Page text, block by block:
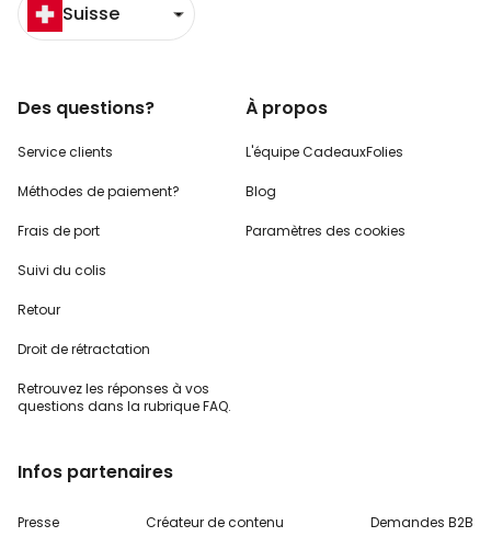
Suisse
Des questions?
Service clients
Méthodes de paiement?
Frais de port
Suivi du colis
Retour
Droit de rétractation
Retrouvez les réponses à vos
questions dans la rubrique FAQ.
À propos
L'équipe CadeauxFolies
Blog
Paramètres des cookies
Infos partenaires
Presse Créateur de contenu Demandes B2B